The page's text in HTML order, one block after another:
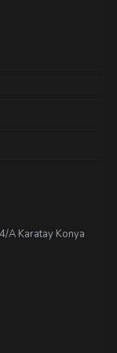
A Karatay Konya